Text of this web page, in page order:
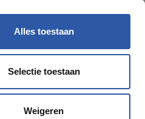
Alles toestaan
Selectie toestaan
Weigeren